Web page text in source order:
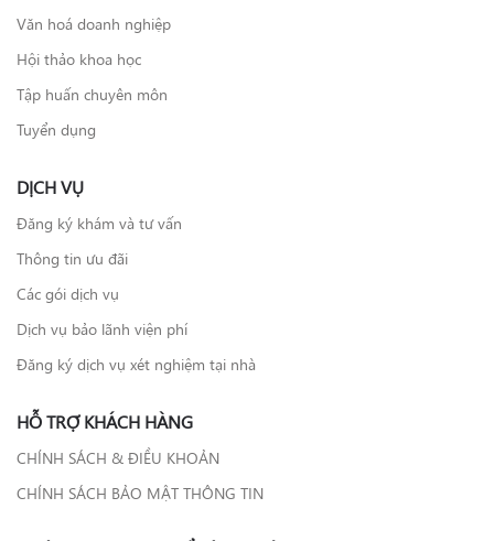
Văn hoá doanh nghiệp
Hội thảo khoa học
Tập huấn chuyên môn
Tuyển dụng
DỊCH VỤ
Đăng ký khám và tư vấn
Thông tin ưu đãi
Các gói dịch vụ
Dịch vụ bảo lãnh viện phí
Đăng ký dịch vụ xét nghiệm tại nhà
HỖ TRỢ KHÁCH HÀNG
CHÍNH SÁCH & ĐIỀU KHOẢN
CHÍNH SÁCH BẢO MẬT THÔNG TIN